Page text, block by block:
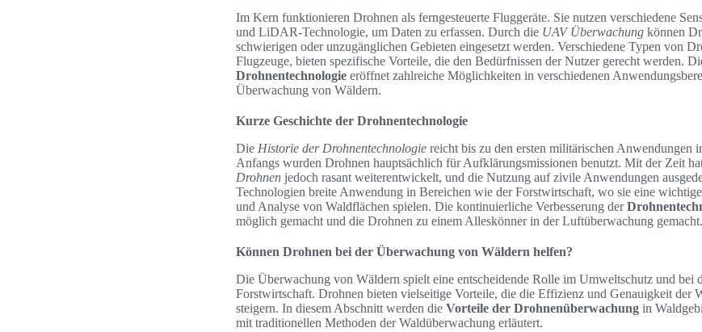
Im Kern funktionieren Drohnen als ferngesteuerte Fluggeräte. Sie nutzen verschiedene
und LiDAR-Technologie, um Daten zu erfassen. Durch die UAV Überwachung können
schwierigen oder unzugänglichen Gebieten eingesetzt werden. Verschiedene Typen von
Flugzeuge, bieten spezifische Vorteile, die den Bedürfnissen der Nutzer gerecht werden.
Drohnentechnologie eröffnet zahlreiche Möglichkeiten in verschiedenen
Überwachung von Wäldern.
Kurze Geschichte der Drohnentechnologie
Die Historie der Drohnentechnologie reicht bis zu den ersten militärischen Anwendungen
Anfangs wurden Drohnen hauptsächlich für Aufklärungsmissionen benutzt. Mit der Zeit
Drohnen jedoch rasant weiterentwickelt, und die Nutzung auf zivile Anwendungen
Technologien breite Anwendung in Bereichen wie der Forstwirtschaft, wo sie eine
und Analyse von Waldflächen spielen. Die kontinuierliche Verbesserung der
möglich gemacht und die Drohnen zu einem Alleskönner in der Luftüberwachung gemacht.
Können Drohnen bei der Überwachung von Wäldern helfen?
Die Überwachung von Wäldern spielt eine entscheidende Rolle im Umweltschutz und bei
Forstwirtschaft. Drohnen bieten vielseitige Vorteile, die die Effizienz und Genauigkeit der
steigern. In diesem Abschnitt werden die Vorteile der Drohnenüberwachung in
mit traditionellen Methoden der Waldüberwachung erläutert.